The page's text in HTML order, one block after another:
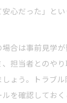
心だった」と
合は事前見学
担当者とのや
ょう。トラブ
を確認しておく